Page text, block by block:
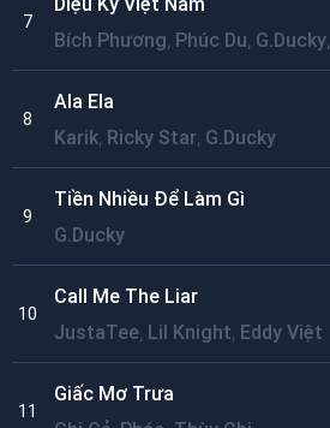
7
Bích Phương, Phúc Du, G.Ducky,
8
Ala Ela
Karik, Ricky Star, G.Ducky
9
Tiền Nhiều Để Làm Gì
G.Ducky
10
Call Me The Liar
JustaTee, Lil Knight, Eddy Việt
11
Giấc Mơ Trưa